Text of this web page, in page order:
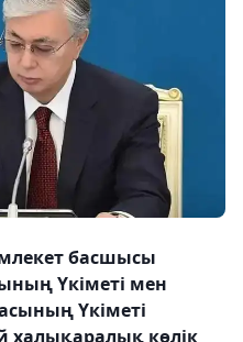
басшысы
Үкіметі мен
Үкіметі
халықаралық көлік